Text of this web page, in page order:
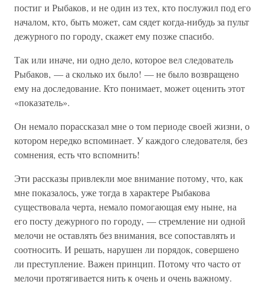
постиг и Рыбаков, и не один из тех, кто послужил под его
началом, кто, быть может, сам сядет когда-нибудь за пульт
дежурного по городу, скажет ему позже спасибо.
Так или иначе, ни одно дело, которое вел следователь
Рыбаков, — а сколько их было! — не было возвращено
ему на доследование. Кто понимает, может оценить этот
«показатель».
Он немало порассказал мне о том периоде своей жизни, о
котором нередко вспоминает. У каждого следователя, без
сомнения, есть что вспомнить!
Эти рассказы привлекли мое внимание потому, что, как
мне показалось, уже тогда в характере Рыбакова
существовала черта, немало помогающая ему ныне, на
его посту дежурного по городу, — стремление ни одной
мелочи не оставлять без внимания, все сопоставлять и
соотносить. И решать, нарушен ли порядок, совершено
ли преступление. Важен принцип. Потому что часто от
мелочи протягивается нить к очень и очень важному.